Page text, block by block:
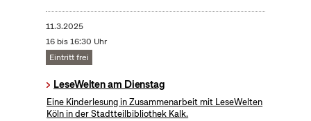
11.3.2025
16 bis 16:30 Uhr
Eintritt frei
LeseWelten am Dienstag
Eine Kinderlesung in Zusammenarbeit mit LeseWelten
Köln in der Stadtteilbibliothek Kalk.